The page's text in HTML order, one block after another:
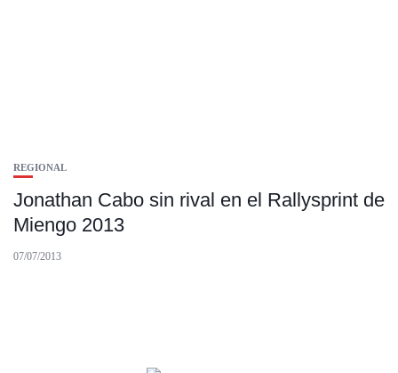
REGIONAL
Jonathan Cabo sin rival en el Rallysprint de
Miengo 2013
07/07/2013